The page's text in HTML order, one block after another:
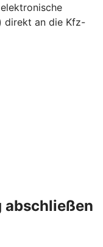
direkt an die Kfz-